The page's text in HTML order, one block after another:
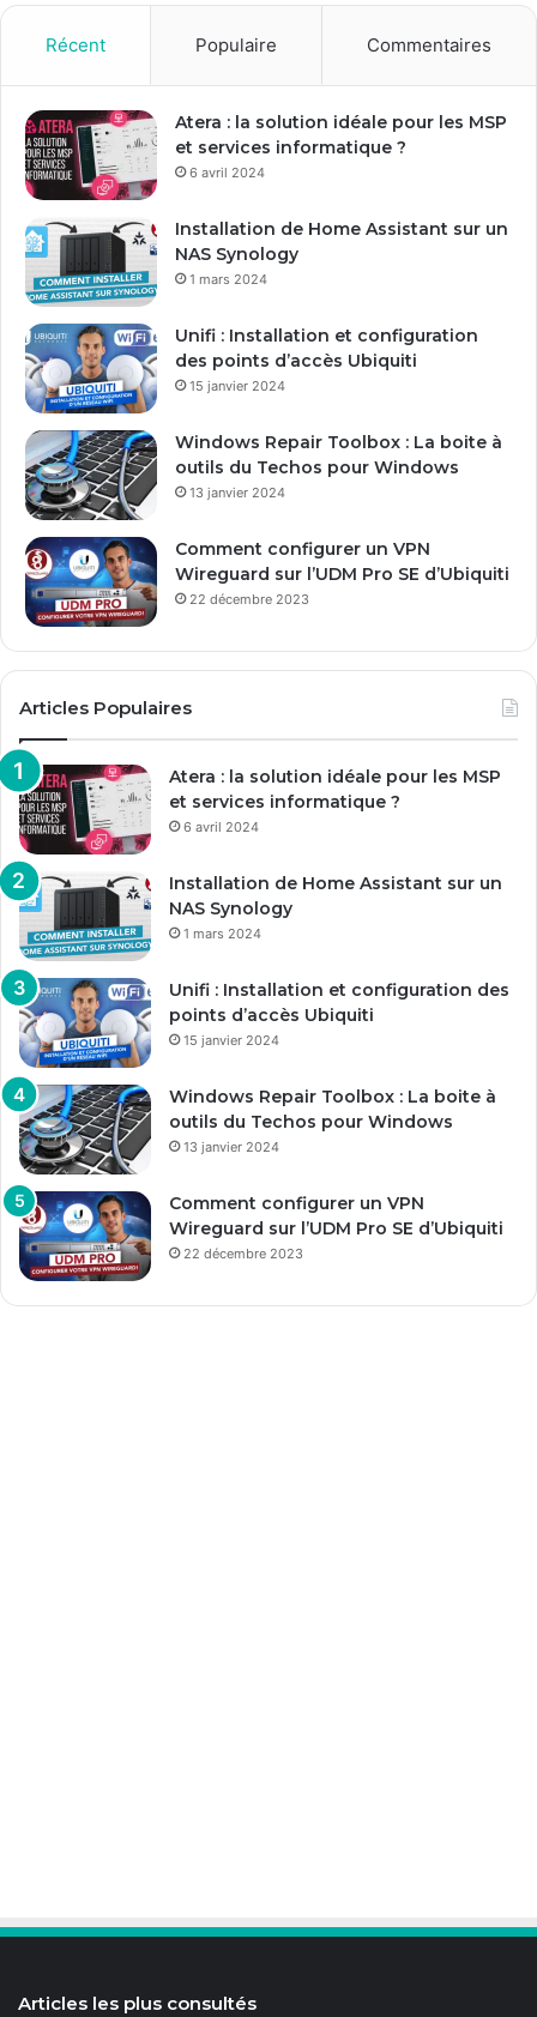
Récent Populaire Commentaires
Atera : la solution idéale pour les MSP
et services informatique ?
6 avril 2024
Installation de Home Assistant sur un
NAS Synology
1 mars 2024
Unifi : Installation et configuration
des points d’accès Ubiquiti
15 janvier 2024
Windows Repair Toolbox : La boite à
outils du Techos pour Windows
13 janvier 2024
Comment configurer un VPN
Wireguard sur l’UDM Pro SE d’Ubiquiti
22 décembre 2023
Articles Populaires
Atera : la solution idéale pour les MSP
et services informatique ?
6 avril 2024
Installation de Home Assistant sur un
NAS Synology
1 mars 2024
Unifi : Installation et configuration des
points d’accès Ubiquiti
15 janvier 2024
Windows Repair Toolbox : La boite à
outils du Techos pour Windows
13 janvier 2024
Comment configurer un VPN
Wireguard sur l’UDM Pro SE d’Ubiquiti
22 décembre 2023
Articles les plus consultés